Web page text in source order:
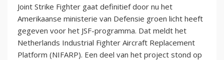
Joint Strike Fighter gaat definitief door nu het
Amerikaanse ministerie van Defensie groen licht heeft
gegeven voor het JSF-programma. Dat meldt het
Netherlands Industrial Fighter Aircraft Replacement
Platform (NIFARP). Een deel van het project stond op